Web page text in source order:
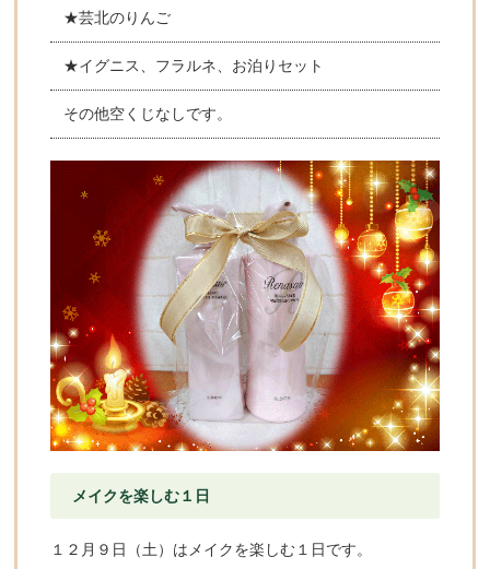
★芸北のりんご
★イグニス、フラルネ、お泊りセット
その他空くじなしです。
メイクを楽しむ１日
１２月９日（土）はメイクを楽しむ１日です。